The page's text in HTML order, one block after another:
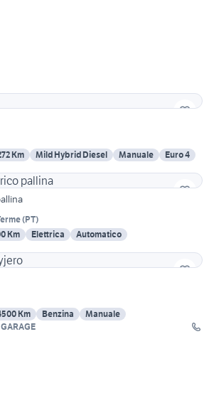
Km Mild Hybrid Diesel Manuale
Euro 4
(PT)
Km Elettrica
Automatico
Km Benzina
Manuale